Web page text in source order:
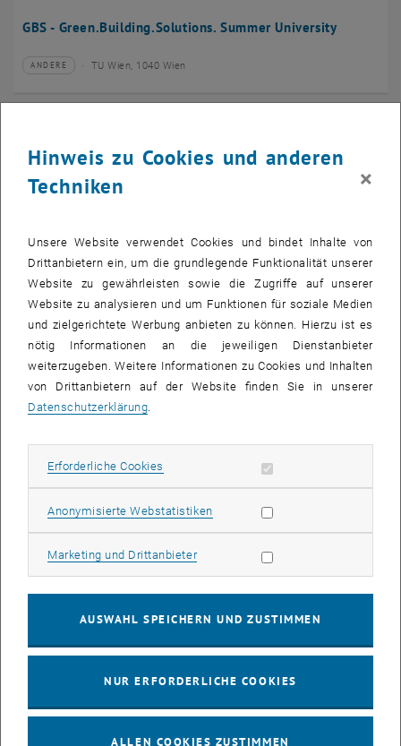
GBS - Green.Building.Solutions. Summer University
Veranstaltungstyp:
ANDERE
Veranstaltungsort:TU Wien, 1040 Wien
JULI 26 JULI 26
Veranstaltungstyp:
KONFERENZ
Veranstaltungsort:TU Wien, 1040 Wien
EMBA Online Info Session mit Dekan Prof. Dr. Wolfgang
28 Juli 2026
28
JULI 26
16:00-bis
17:00
INFORMATIONSVERANSTALTUNG Online, via Zoom
Info Session Learning Journey Turin
03
INFORMATIONSVERANSTALTUNG Online, Via Zoom
Hinweis zu Cookies und anderen
Techniken
×
Unsere Website verwendet Cookies und bindet Inhalte von
Drittanbietern ein, um die grundlegende Funktionalität unserer
Website zu gewährleisten sowie die Zugriffe auf unserer
Website zu analysieren und um Funktionen für soziale Medien
und zielgerichtete Werbung anbieten zu können. Hierzu ist es
nötig Informationen an die jeweiligen Dienstanbieter
weiterzugeben. Weitere Informationen zu Cookies und Inhalten
von Drittanbietern auf der Website finden Sie in unserer
Datenschutzerklärung
Erforderliche Cookies Erforderliche Cookies zulassen
Anonymisierte WebstatistikenStatistik Cookies zulassen
Marketing und DrittanbieterMarketing Cookies zulassen
AUSWAHL SPEICHERN UND ZUSTIMMEN
NUR ERFORDERLICHE COOKIES
ALLEN COOKIES ZUSTIMMEN